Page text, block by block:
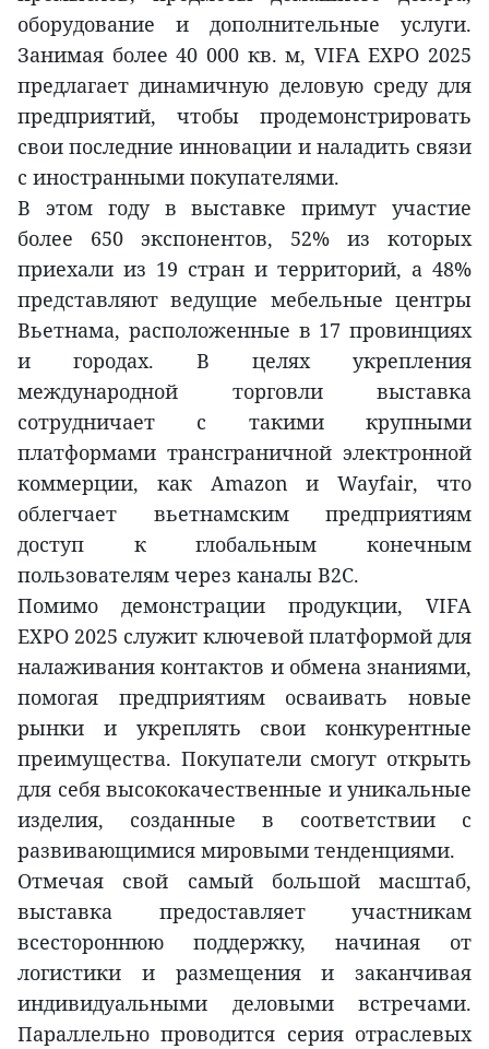
оборудование и дополнительные услуги.
Занимая более 40 000 кв. м, VIFA EXPO 2025
предлагает динамичную деловую среду для
предприятий, чтобы продемонстрировать
свои последние инновации и наладить связи
с иностранными покупателями.
В этом году в выставке примут участие
более 650 экспонентов, 52% из которых
приехали из 19 стран и территорий, а 48%
представляют ведущие мебельные центры
Вьетнама, расположенные в 17 провинциях
и городах. В целях укрепления
международной торговли выставка
сотрудничает с такими крупными
платформами трансграничной электронной
коммерции, как Amazon и Wayfair, что
облегчает вьетнамским предприятиям
доступ к глобальным конечным
пользователям через каналы B2C.
Помимо демонстрации продукции, VIFA
EXPO 2025 служит ключевой платформой для
налаживания контактов и обмена знаниями,
помогая предприятиям осваивать новые
рынки и укреплять свои конкурентные
преимущества. Покупатели смогут открыть
для себя высококачественные и уникальные
изделия, созданные в соответствии с
развивающимися мировыми тенденциями.
Отмечая свой самый большой масштаб,
выставка предоставляет участникам
всестороннюю поддержку, начиная от
логистики и размещения и заканчивая
индивидуальными деловыми встречами.
Параллельно проводится серия отраслевых